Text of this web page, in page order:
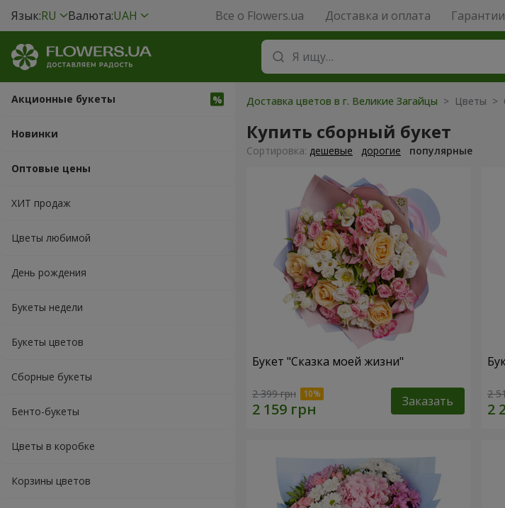
Язык:RU Валюта:UAH Все о Flowers.ua Доставка и оплата
Акционные букеты
Новинки
Оптовые цены
ХИТ продаж
Цветы любимой
День рождения
Букеты недели
Букеты цветов
Сборные букеты
Бенто-букеты
Цветы в коробке
Корзины цветов
Доставка цветов в г. Великие Загайцы > Цветы >
Купить сборный букет
Cортировка: дешевые дорогие популярные
Букет "Сказка моей жизни"
2 399 грн Заказать 2